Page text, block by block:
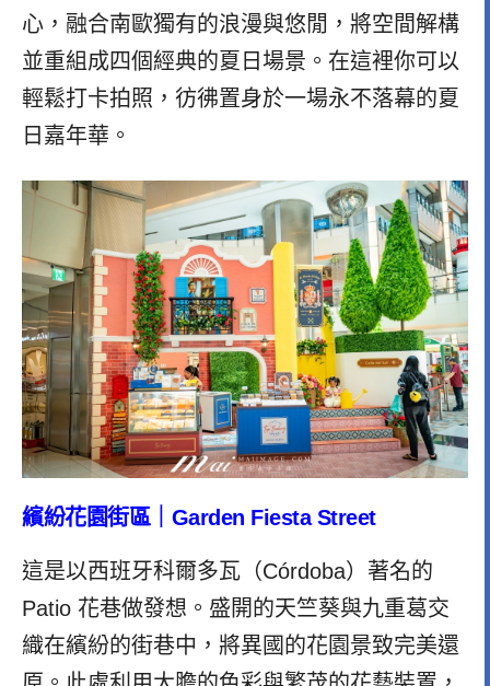
心，融合南歐獨有的浪漫與悠閒，將空間解構
並重組成四個經典的夏日場景。在這裡你可以
輕鬆打卡拍照，彷彿置身於一場永不落幕的夏
日嘉年華。
繽紛花園街區｜Garden Fiesta Street
這是以西班牙科爾多瓦（Córdoba）著名的
Patio 花巷做發想。 盛開的天竺葵與九重葛交
織在繽紛的街巷中，將異國的花園景致完美還